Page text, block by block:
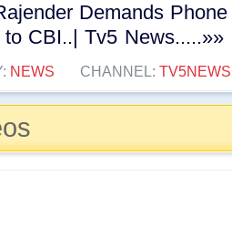
Demands
CBI..| Tv5 News.....»»
NEWS CHANNEL: TV5NEWS